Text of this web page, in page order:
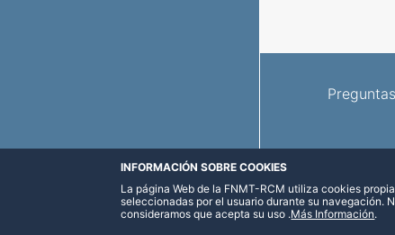
INFORMACIÓN SOBRE COOKIES
La página Web de la FNMT-RCM utiliza cookies
seleccionadas por el usuario durante su navegación.
consideramos que acepta su uso .Más Información.